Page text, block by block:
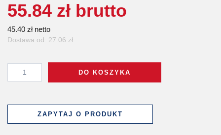
55.84 zł brutto
45.40 zł netto
Dostawa od: 27.06 zł
DO KOSZYKA
ZAPYTAJ O PRODUKT